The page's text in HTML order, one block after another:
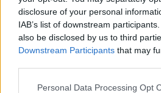
disclosure of your personal
IAB’s list of downstream
also be disclosed by us to third
Downstream Participants that may
Personal Data Processing Opt